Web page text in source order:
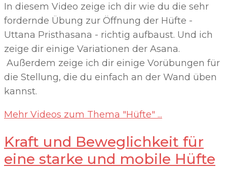
In diesem Video zeige ich dir wie du die sehr
fordernde Übung zur Öffnung der Hüfte -
Uttana Pristhasana - richtig aufbaust. Und ich
zeige dir einige Variationen der Asana.
Außerdem zeige ich dir einige Vorübungen für
die Stellung, die du einfach an der Wand üben
kannst.
Mehr Videos zum Thema "Hüfte" ...
Kraft und Beweglichkeit für
eine starke und mobile Hüfte